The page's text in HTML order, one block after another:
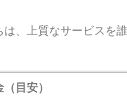
、上質なサービスを
（目安）